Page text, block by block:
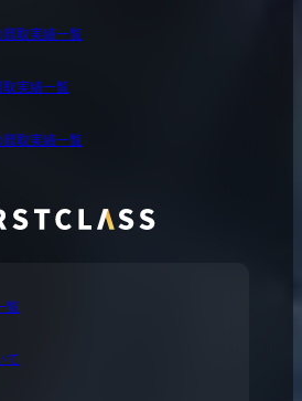
覧
て
取実績一覧
実績一覧
買取実績一覧